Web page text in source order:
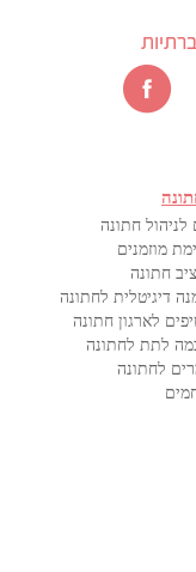
לניהול חתונה
מוזמנים
חתונה
דיגיטלית לחתונה
לארגון חתונה
לתת לחתונה
לחתונה